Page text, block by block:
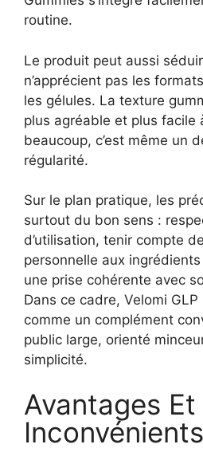
routine.
Le produit peut aussi
n’apprécient pas les
les gélules. La texture
plus agréable et plus facile
beaucoup, c’est même un
régularité.
Sur le plan pratique, les
surtout du bon sens :
d’utilisation, tenir compte
personnelle aux
une prise cohérente avec
Dans ce cadre, Velomi
comme un complément
public large, orienté
simplicité.
Avantages Et
Inconvénients